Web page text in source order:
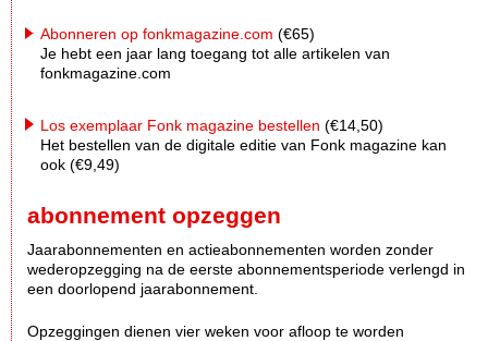
Abonneren op fonkmagazine.com (€65)
Je hebt een jaar lang toegang tot alle artikelen van
fonkmagazine.com
Los exemplaar Fonk magazine bestellen (€14,50)
Het bestellen van de digitale editie van Fonk magazine kan
ook (€9,49)
abonnement opzeggen
Jaarabonnementen en actieabonnementen worden zonder
wederopzegging na de eerste abonnementsperiode verlengd in
een doorlopend jaarabonnement.
Opzeggingen dienen vier weken voor afloop te worden